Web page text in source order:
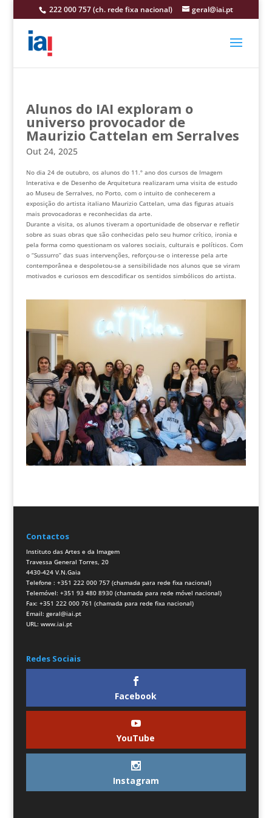
222 000 757 (ch. rede fixa nacional) geral@iai.pt
Alunos do IAI exploram o
universo provocador de
Maurizio Cattelan em Serralves
Out 24, 2025
No dia 24 de outubro, os alunos do 11.º ano dos cursos de Imagem
Interativa e de Desenho de Arquitetura realizaram uma visita de estudo
ao Museu de Serralves, no Porto, com o intuito de conhecerem a
exposição do artista italiano Maurizio Cattelan, uma das figuras atuais
mais provocadoras e reconhecidas da arte.
Durante a visita, os alunos tiveram a oportunidade de observar e refletir
sobre as suas obras que são conhecidas pelo seu humor crítico, ironia e
pela forma como questionam os valores sociais, culturais e políticos. Com
o “Sussurro” das suas intervenções, reforçou-se o interesse pela arte
contemporânea e despoletou-se a sensibilidade nos alunos que se viram
motivados e curiosos em descodificar os sentidos simbólicos do artista.
Contactos
Instituto das Artes e da Imagem
Travessa General Torres, 20
4430-424 V.N.Gaia
Telefone : +351 222 000 757 (chamada para rede fixa nacional)
Telemóvel: +351 93 480 8930 (chamada para rede móvel nacional)
Fax: +351 222 000 761 (chamada para rede fixa nacional)
Email: geral@iai.pt
URL: www.iai.pt
Redes Sociais
Facebook
YouTube
Instagram